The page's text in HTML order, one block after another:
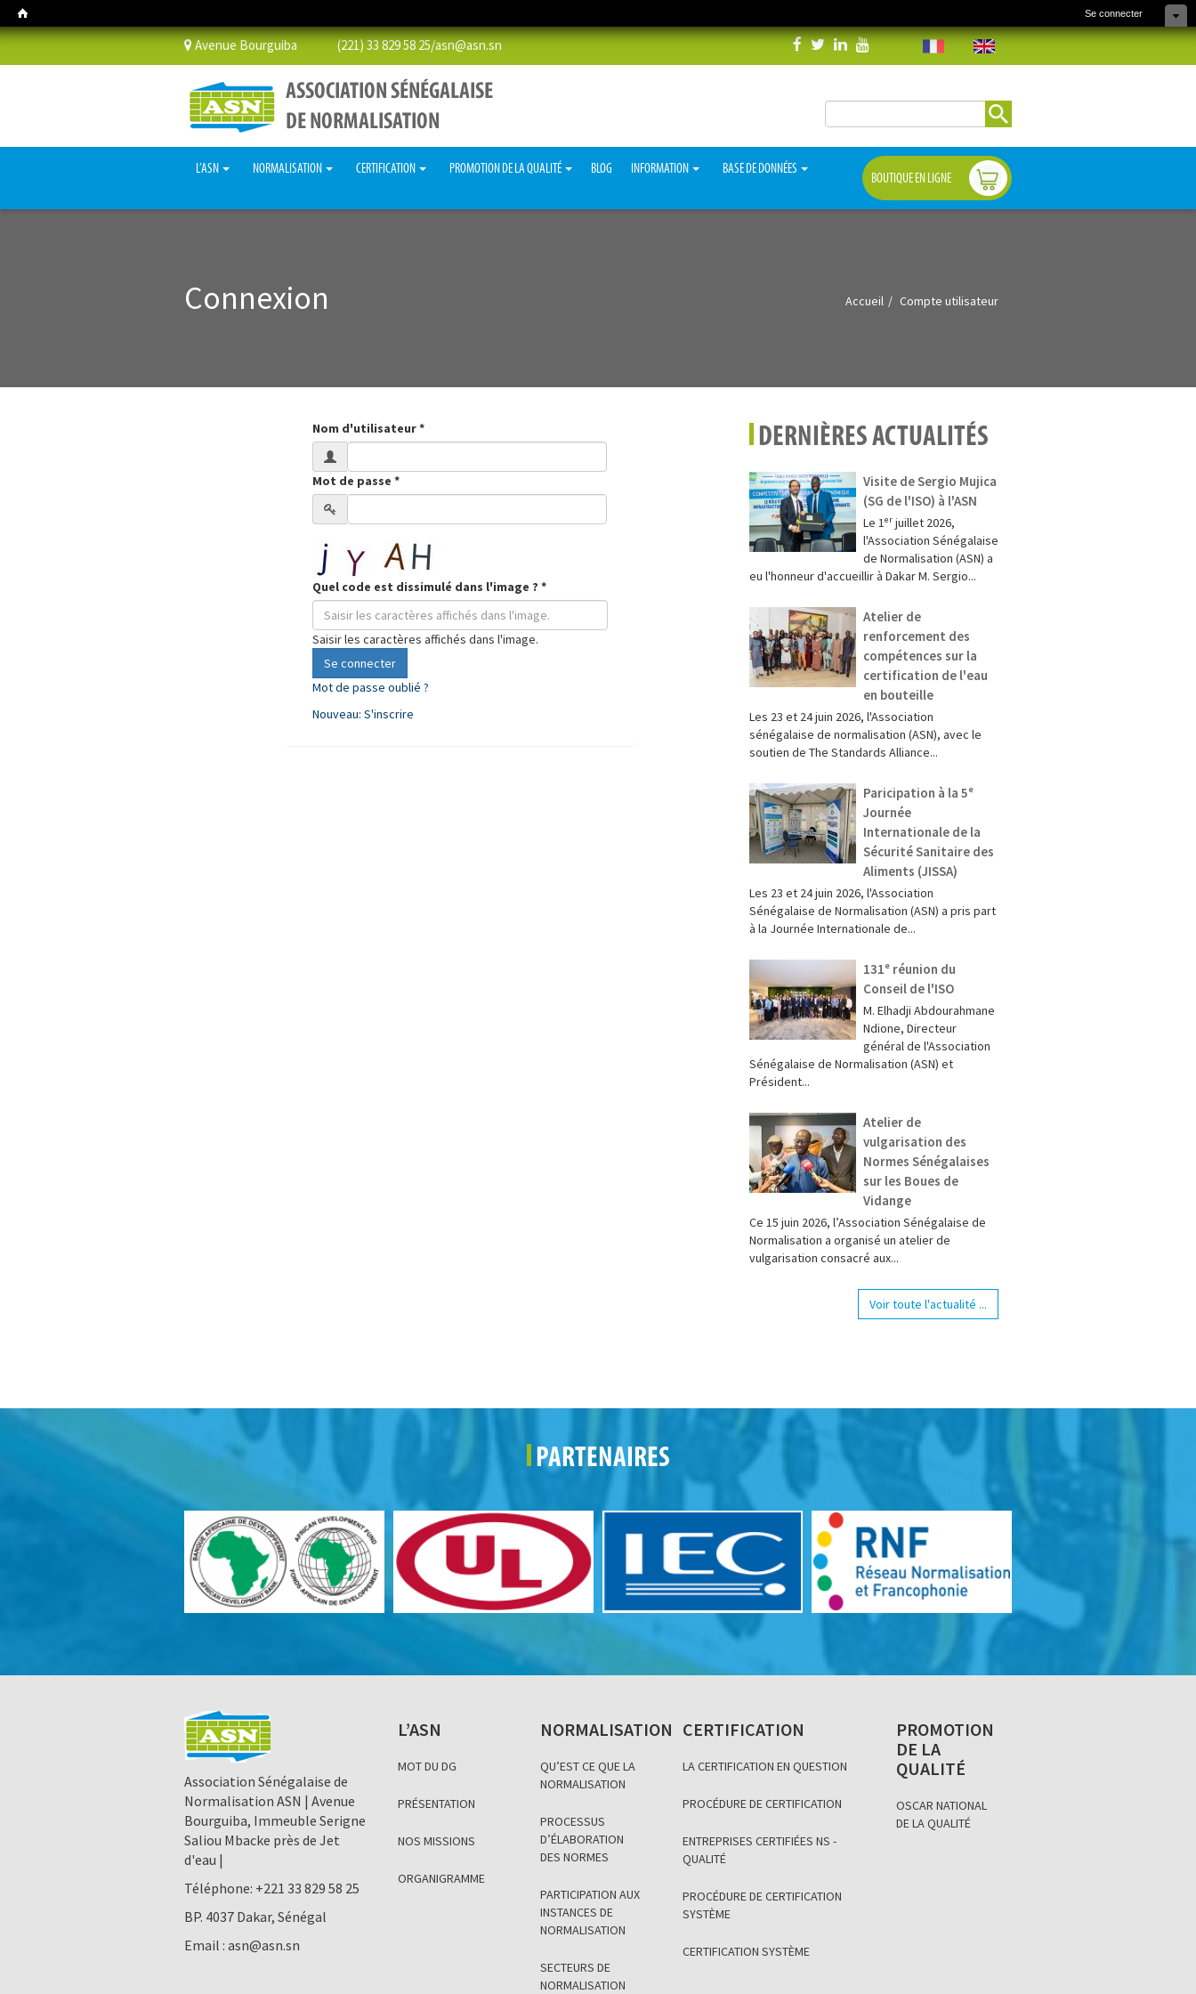
Se connecter
Avenue Bourguiba (221) 33 829 58 25/asn@asn.sn
Formulaire de
recherche
L’ASN NORMALISATION CERTIFICATION PROMOTION DE LA QUALITÉ BLOG INFORMATION BASE DE DONNÉES
BOUTIQUE EN LIGNE
Connexion Accueil Compte utilisateur
Nom d'utilisateur*
Mot de passe*
Quel code est dissimulé dans l'image ?*
Saisir les caractères affichés dans l'image.
Se connecter
Mot de passe oublié ?
Nouveau: S'inscrire
DERNIÈRES ACTUALITÉS
Visite de Sergio Mujica
(SG de l'ISO) à l'ASN
Le 1ᵉʳ juillet 2026,
l'Association Sénégalaise
de Normalisation (ASN) a
eu l'honneur d'accueillir à Dakar M. Sergio...
Atelier de
renforcement des
compétences sur la
certification de l'eau
en bouteille
Les 23 et 24 juin 2026, l'Association
sénégalaise de normalisation (ASN), avec le
soutien de The Standards Alliance...
Paricipation à la 5ᵉ
Journée
Internationale de la
Sécurité Sanitaire des
Aliments (JISSA)
‎Les 23 et 24 juin 2026, l'Association
Sénégalaise de Normalisation (ASN) a pris part
à la Journée Internationale de...
131ᵉ réunion du
Conseil de l'ISO
M. Elhadji Abdourahmane
Ndione, Directeur
général de l'Association
Sénégalaise de Normalisation (ASN) et
Président...
Atelier de
vulgarisation des
Normes Sénégalaises
sur les Boues de
Vidange
Ce 15 juin 2026, l’Association Sénégalaise de
Normalisation a organisé un atelier de
vulgarisation consacré aux...
Voir toute l'actualité ...
PARTENAIRES
Association Sénégalaise de
Normalisation ASN | Avenue
Bourguiba, Immeuble Serigne
Saliou Mbacke près de Jet
d'eau |
Téléphone: +221 33 829 58 25
BP. 4037 Dakar, Sénégal
Email : asn@asn.sn
L’ASN
MOT DU DG
PRÉSENTATION
NOS MISSIONS
ORGANIGRAMME
NORMALISATION
QU’EST CE QUE LA
NORMALISATION
PROCESSUS
D’ÉLABORATION
DES NORMES
PARTICIPATION AUX
INSTANCES DE
NORMALISATION
SECTEURS DE
NORMALISATION
CERTIFICATION
LA CERTIFICATION EN QUESTION
PROCÉDURE DE CERTIFICATION
ENTREPRISES CERTIFIÉES NS -
QUALITÉ
PROCÉDURE DE CERTIFICATION
SYSTÈME
CERTIFICATION SYSTÈME
PROMOTION
DE LA
QUALITÉ
OSCAR NATIONAL
DE LA QUALITÉ